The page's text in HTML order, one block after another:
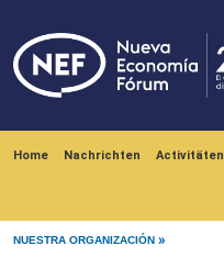
Home Nachrichten Activitäten
NUESTRA ORGANIZACIÓN